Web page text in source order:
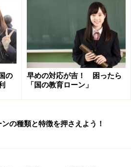
ては利用できない場合もありま
3年未満
が自宅外通学（予定）者
の配偶者が単身赴任
超
の
早めの対応が吉！ 困ったら
「国の教育ローン」
の種類と特徴を押さえよう！